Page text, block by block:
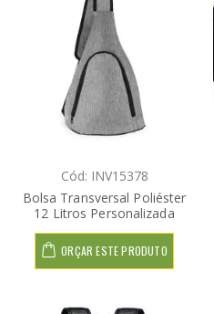
Cód: INV15378
Bolsa Transversal Poliéster
12 Litros Personalizada
ORÇAR ESTE PRODUTO